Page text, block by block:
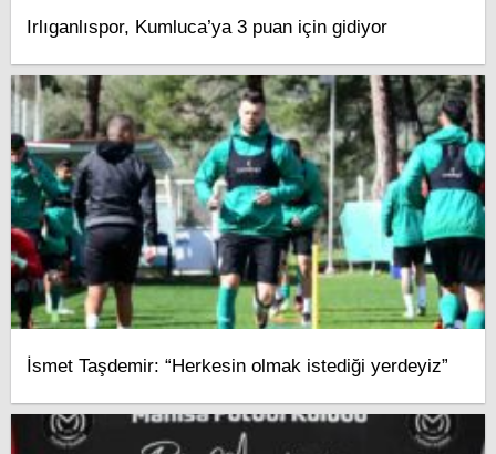
Irlıganlıspor, Kumluca’ya 3 puan için gidiyor
İsmet Taşdemir: “Herkesin olmak istediği yerdeyiz”